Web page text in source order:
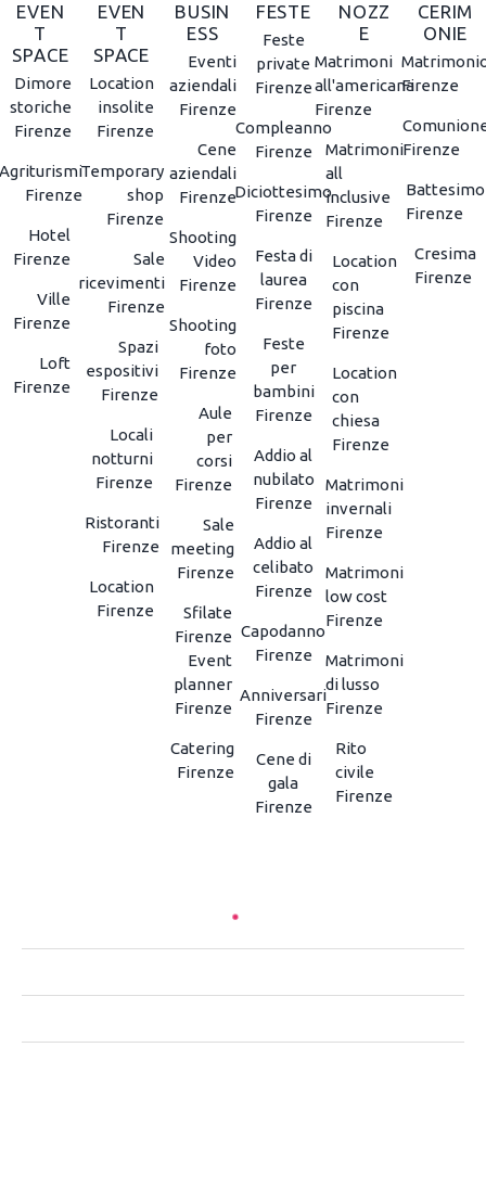
EVEN
T
SPACE
Dimore
storiche
Firenze
Firenze
Hotel
Firenze
Ville
Firenze
Loft
Firenze
EVEN
T
SPACE
Location
insolite
Firenze
Temporary
shop
Firenze
Sale
ricevimenti
Firenze
Spazi
espositivi
Firenze
Locali
notturni
Firenze
Ristoranti
Firenze
Location
Firenze
BUSIN
ESS
Eventi
aziendali
Firenze
Cene
aziendali
Firenze
Shooting
Video
Firenze
Shooting
foto
Firenze
Aule
per
corsi
Firenze
Sale
meeting
Firenze
Sfilate
Firenze
Event
planner
Firenze
Catering
Firenze
FESTE
Feste
private
Firenze
Compleanno
Firenze
Diciottesimo
Firenze
Festa di
laurea
Firenze
Feste
per
bambini
Firenze
Addio al
nubilato
Firenze
Addio al
celibato
Firenze
Capodanno
Firenze
Anniversari
Firenze
Cene di
gala
Firenze
NOZZ
E
Matrimoni
all'americana
Firenze
Matrimoni
all
inclusive
Firenze
Location
con
piscina
Firenze
Location
con
chiesa
Firenze
Matrimoni
invernali
Firenze
Matrimoni
low cost
Firenze
Matrimoni
di lusso
Firenze
Rito
civile
Firenze
CERIM
ONIE
Firenze
Firenze
Battesimo
Firenze
Cresima
Firenze
CHI SIAMO
CONTATTACI
PRIVACY